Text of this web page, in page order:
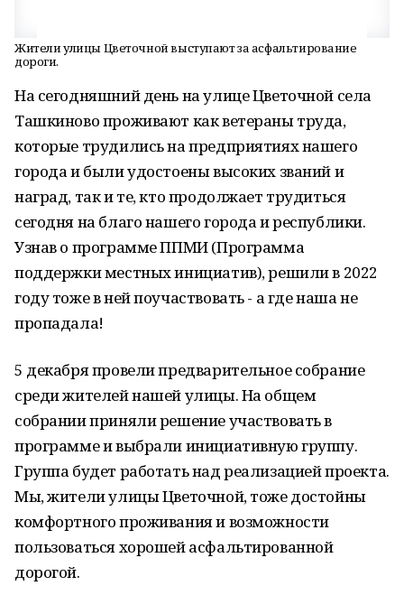
Жители улицы Цветочной выступают за асфальтирование
дороги.
На сегодняшний день на улице Цветочной села
Ташкиново проживают как ветераны труда,
которые трудились на предприятиях нашего
города и были удостоены высоких званий и
наград, так и те, кто продолжает трудиться
сегодня на благо нашего города и республики.
Узнав о программе ППМИ (Программа
поддержки местных инициатив), решили в 2022
году тоже в ней поучаствовать - а где наша не
пропадала!
5 декабря провели предварительное собрание
среди жителей нашей улицы. На общем
собрании приняли решение участвовать в
программе и выбрали инициативную группу.
Группа будет работать над реализацией проекта.
Мы, жители улицы Цветочной, тоже достойны
комфортного проживания и возможности
пользоваться хорошей асфальтированной
дорогой.